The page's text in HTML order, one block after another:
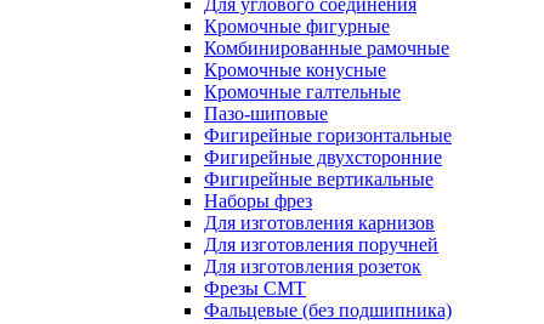
Кромочные фигурные
Комбинированные рамочные
Кромочные конусные
Кромочные галтельные
Пазо-шиповые
Фигирейные горизонтальные
Фигирейные двухсторонние
Фигирейные вертикальные
Наборы фрез
Для изготовления карнизов
Для изготовления поручней
Для изготовления розеток
Фрезы CMT
Фальцевые (без подшипника)